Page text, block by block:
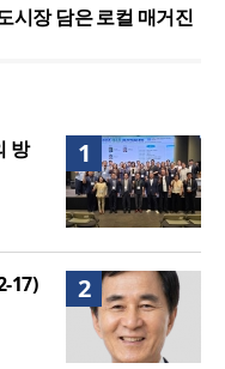
시장 담은 로컬 매거진
’로 나라·한국교회·다
희망의 미래를 향하
1
방
2
17)